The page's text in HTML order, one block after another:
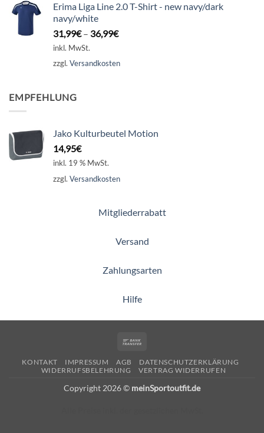
Erima Liga Line 2.0 T-Shirt - new navy/dark
navy/white
31,99€– 36,99€
inkl. MwSt.
zzgl. Versandkosten
EMPFEHLUNG
Jako Kulturbeutel Motion
14,95€
inkl. 19 % MwSt.
zzgl. Versandkosten
Mitgliederrabatt
Versand
Zahlungsarten
Hilfe
KONTAKT IMPRESSUM AGB
DATENSCHUTZERKLÄRUNG
WIDERRUFSBELEHRUNG
VERTRAG WIDERRUFEN
Copyright 2026 © meinSportoutfit.de